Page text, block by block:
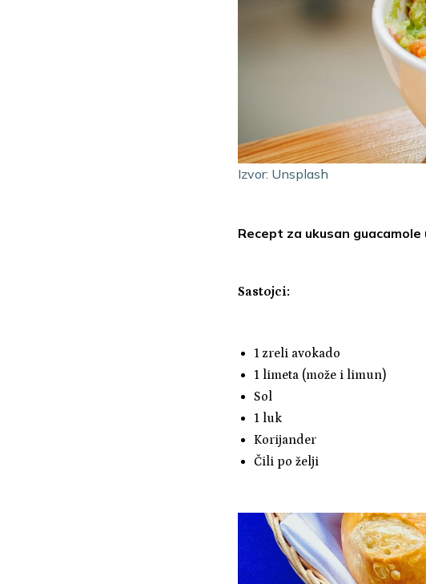
Izvor: Unsplash
Recept za ukusan guacamole
Sastojci:
1 zreli avokado
1 limeta (može i limun)
Sol
1 luk
Korijander
Čili po želji